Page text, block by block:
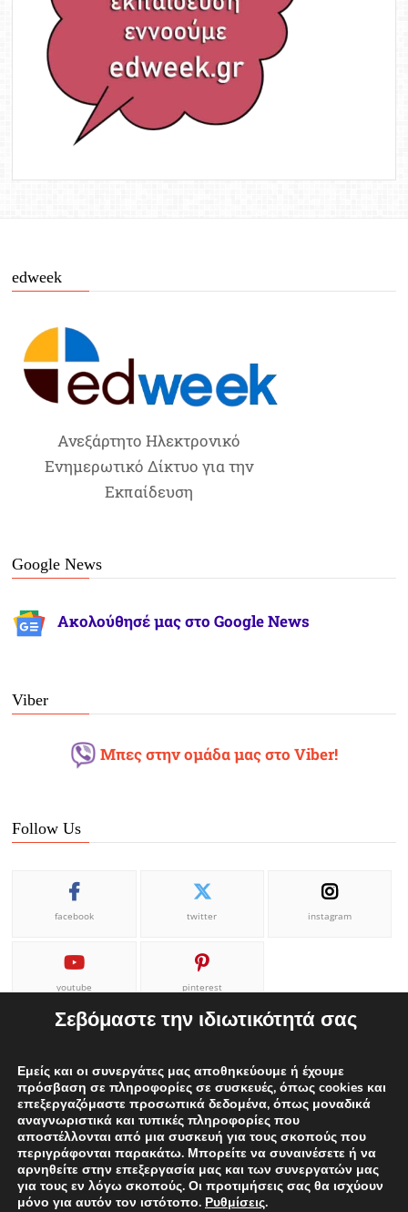
edweek
Ανεξάρτητο Ηλεκτρονικό
Ενημερωτικό Δίκτυο για την
Εκπαίδευση
Google News
Ακολούθησέ μας στο Google News
Viber
Μπες στην ομάδα μας στο Viber!
Follow Us
facebook twitter instagram
youtube pinterest
ΕΠΙΚΟΙΝΩΝΙΑ ΟΡΟΙ ΧΡΗΣΗΣ
Η ΟΜΑΔΑ ΜΑΣ
ΔΙΑΦΗΜΙΣΕΙΣ
Σεβόμαστε την ιδιωτικότητά σας
Εμείς και οι συνεργάτες μας αποθηκεύουμε ή έχουμε
πρόσβαση σε πληροφορίες σε συσκευές, όπως cookies και
επεξεργαζόμαστε προσωπικά δεδομένα, όπως μοναδικά
αναγνωριστικά και τυπικές πληροφορίες που
αποστέλλονται από μια συσκευή για τους σκοπούς που
περιγράφονται παρακάτω. Μπορείτε να συναινέσετε ή να
αρνηθείτε στην επεξεργασία μας και των συνεργατών μας
για τους εν λόγω σκοπούς. Οι προτιμήσεις σας θα ισχύουν
μόνο για αυτόν τον ιστότοπο. Ρυθμίσεις.